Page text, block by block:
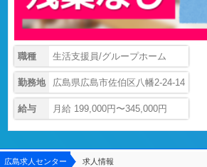
職種 生活支援員/グループホーム
勤務地 広島県広島市佐伯区八幡2-24-14
給与 月給 199,000円〜345,000円
広島求人センター 求人情報